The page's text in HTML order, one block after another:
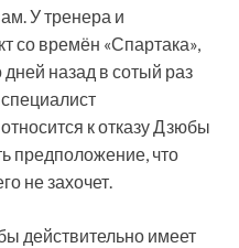
У тренера и
со времён «Спартака»,
дней назад в сотый раз
к отказу Дзюбы
предположение, что
не захочет.
действительно имеет